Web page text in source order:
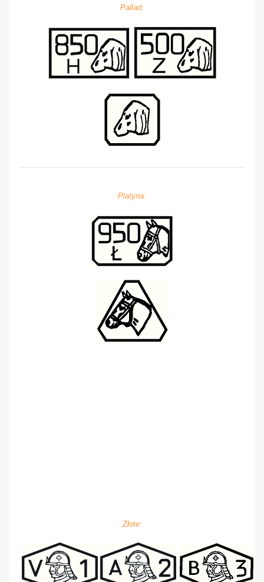
Pallad:
Platyna:
Złote: